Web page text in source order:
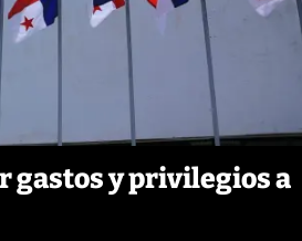
gastos y privilegios a